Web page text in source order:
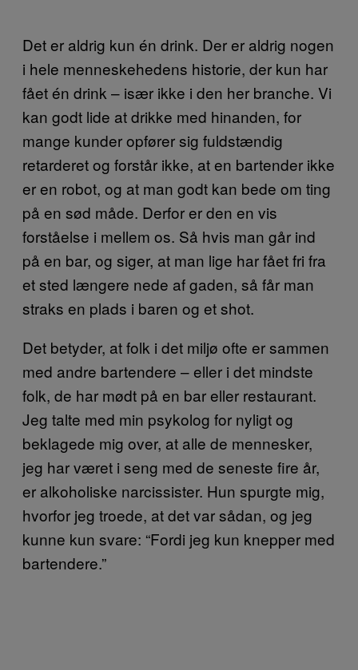
Det er aldrig kun én drink. Der er aldrig nogen
i hele menneskehedens historie, der kun har
fået én drink – især ikke i den her branche. Vi
kan godt lide at drikke med hinanden, for
mange kunder opfører sig fuldstændig
retarderet og forstår ikke, at en bartender ikke
er en robot, og at man godt kan bede om ting
på en sød måde. Derfor er den en vis
forståelse i mellem os. Så hvis man går ind
på en bar, og siger, at man lige har fået fri fra
et sted længere nede af gaden, så får man
straks en plads i baren og et shot.
Det betyder, at folk i det miljø ofte er sammen
med andre bartendere – eller i det mindste
folk, de har mødt på en bar eller restaurant.
Jeg talte med min psykolog for nyligt og
beklagede mig over, at alle de mennesker,
jeg har været i seng med de seneste fire år,
er alkoholiske narcissister. Hun spurgte mig,
hvorfor jeg troede, at det var sådan, og jeg
kunne kun svare: “Fordi jeg kun knepper med
bartendere.”